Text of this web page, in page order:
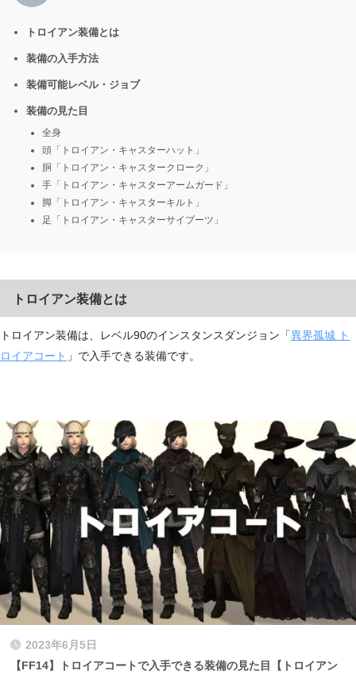
トロイアン装備とは
装備の入手方法
装備可能レベル・ジョブ
装備の見た目
全身
頭「トロイアン・キャスターハット」
胴「トロイアン・キャスタークローク」
手「トロイアン・キャスターアームガード」
脚「トロイアン・キャスターキルト」
足「トロイアン・キャスターサイブーツ」
トロイアン装備とは
トロイアン装備は、レベル90のインスタンスダンジョン「異界孤城 ト
ロイアコート 」で入手できる装備です。
2023年6月5日
【FF14】トロイアコートで入手できる装備の見た目【トロイアン